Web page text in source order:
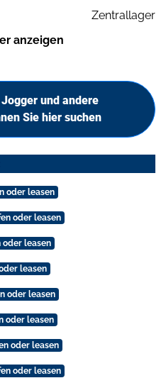
Zentrallager
anzeigen
und andere
Sie hier suchen
oder leasen
oder leasen
oder leasen
leasen
oder leasen
oder leasen
oder leasen
oder leasen